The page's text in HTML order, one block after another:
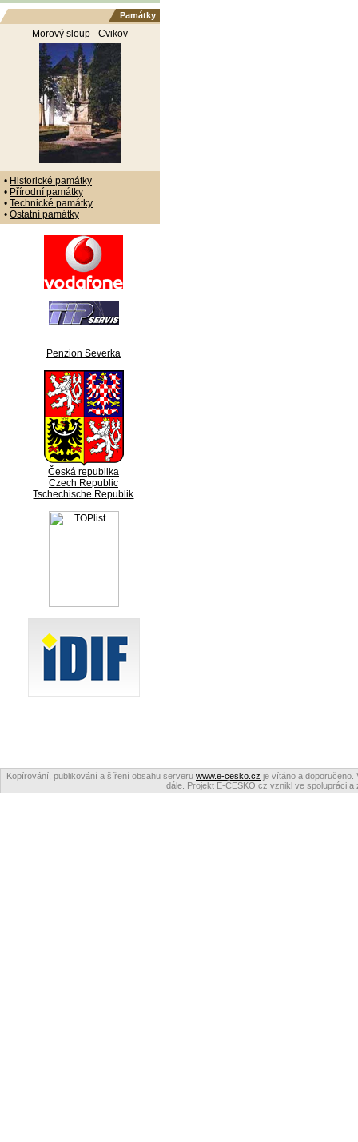
Památky
Morový sloup - Cvikov
• Historické památky
• Přírodní památky
• Technické památky
• Ostatní památky
Penzion Severka
Česká republika
Czech Republic
Tschechische Republik
Kopírování, publikování a šíření obsahu serveru www.e-cesko.cz je vítáno a doporučeno.
dále. Projekt E-ČESKO.cz vznikl ve spolupráci